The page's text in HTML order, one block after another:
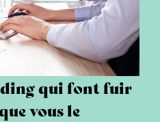
qui font fuir
vous le